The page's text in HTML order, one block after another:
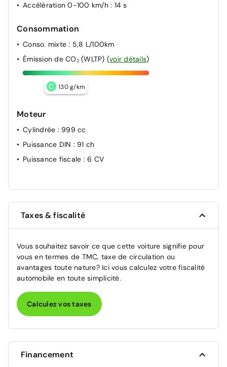
Accélération 0-100 km/h : 14 s
Consommation
Conso. mixte: 5,8 L/100km
Émission de CO₂ (WLTP) (voir détails)
C 130 g/km
Moteur
Cylindrée : 999 cc
Puissance DIN : 91 ch
Puissance fiscale : 6 CV
Taxes & fiscalité
Vous souhaitez savoir ce que cette voiture signifie pour
vous en termes de TMC, taxe de circulation ou
avantages toute nature? Ici vous calculez votre fiscalité
automobile en toute simplicité.
Calculez vos taxes
Financement